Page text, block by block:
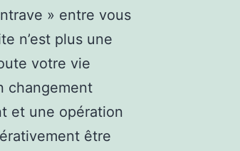
» entre vous
n’est plus une
votre vie
changement
et une opération
être